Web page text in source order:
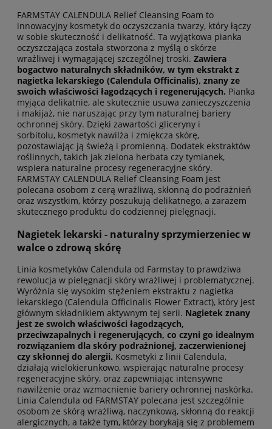
FARMSTAY CALENDULA Relief Cleansing Foam to
innowacyjny kosmetyk do oczyszczania twarzy, który łączy
w sobie skuteczność i delikatność. Ta wyjątkowa pianka
oczyszczająca została stworzona z myślą o skórze
wrażliwej i wymagającej szczególnej troski. Zawiera
bogactwo naturalnych składników, w tym ekstrakt z
nagietka lekarskiego (Calendula Officinalis), znany ze
swoich właściwości łagodzących i regenerujących. Pianka
myjąca delikatnie, ale skutecznie usuwa zanieczyszczenia
i makijaż, nie naruszając przy tym naturalnej bariery
ochronnej skóry. Dzięki zawartości gliceryny i
sorbitolu, kosmetyk nawilża i zmiękcza skórę,
pozostawiając ją świeżą i promienną. Dodatek ekstraktów
roślinnych, takich jak zielona herbata czy tymianek,
wspiera naturalne procesy regeneracyjne skóry.
FARMSTAY CALENDULA Relief Cleansing Foam jest
polecana osobom z cerą wrażliwą, skłonną do podrażnień
oraz wszystkim, którzy poszukują delikatnego, a zarazem
skutecznego produktu do codziennej pielęgnacji.
Nagietek lekarski - naturalny sprzymierzeniec w
walce o zdrową skórę
Linia kosmetyków Calendula od Farmstay to prawdziwa
rewolucja w pielęgnacji skóry wrażliwej i problematycznej.
Wyróżnia się wysokim stężeniem ekstraktu z nagietka
lekarskiego (Calendula Officinalis Flower Extract), który jest
głównym składnikiem aktywnym tej serii. Nagietek znany
jest ze swoich właściwości łagodzących,
przeciwzapalnych i regenerujących, co czyni go idealnym
rozwiązaniem dla skóry podrażnionej, zaczerwienionej
czy skłonnej do alergii. Kosmetyki z linii Calendula,
działają wielokierunkowo, wspierając naturalne procesy
regeneracyjne skóry, oraz zapewniając intensywne
nawilżenie oraz wzmacnienie bariery ochronnej naskórka.
Linia Calendula od FARMSTAY polecana jest szczególnie
osobom ze skórą wrażliwą, naczynkową, skłonną do reakcji
alergicznych, a także tym, którzy borykają się z problemem